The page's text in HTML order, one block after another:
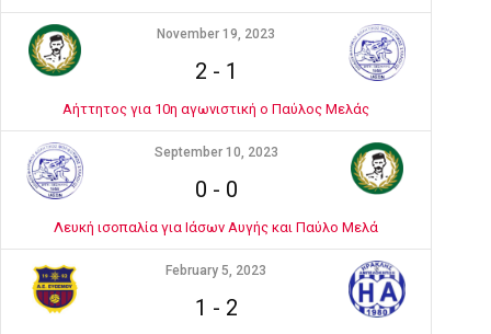
November 19, 2023
2 - 1
Αήττητος για 10η αγωνιστική ο Παύλος Μελάς
September 10, 2023
0 - 0
Λευκή ισοπαλία για Ιάσων Αυγής και Παύλο Μελά
February 5, 2023
1 - 2